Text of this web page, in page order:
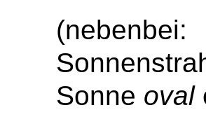
Sonne oval